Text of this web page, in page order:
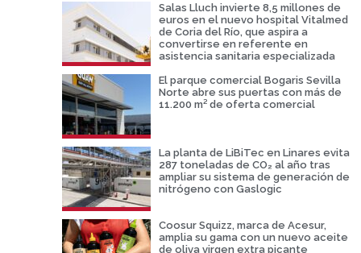
Salas Lluch invierte 8,5 millones de
euros en el nuevo hospital Vitalmed
de Coria del Río, que aspira a
convertirse en referente en
asistencia sanitaria especializada
El parque comercial Bogaris Sevilla
Norte abre sus puertas con más de
11.200 m² de oferta comercial
La planta de LiBiTec en Linares evita
287 toneladas de CO₂ al año tras
ampliar su sistema de generación de
nitrógeno con Gaslogic
Coosur Squizz, marca de Acesur,
amplia su gama con un nuevo aceite
de oliva virgen extra picante